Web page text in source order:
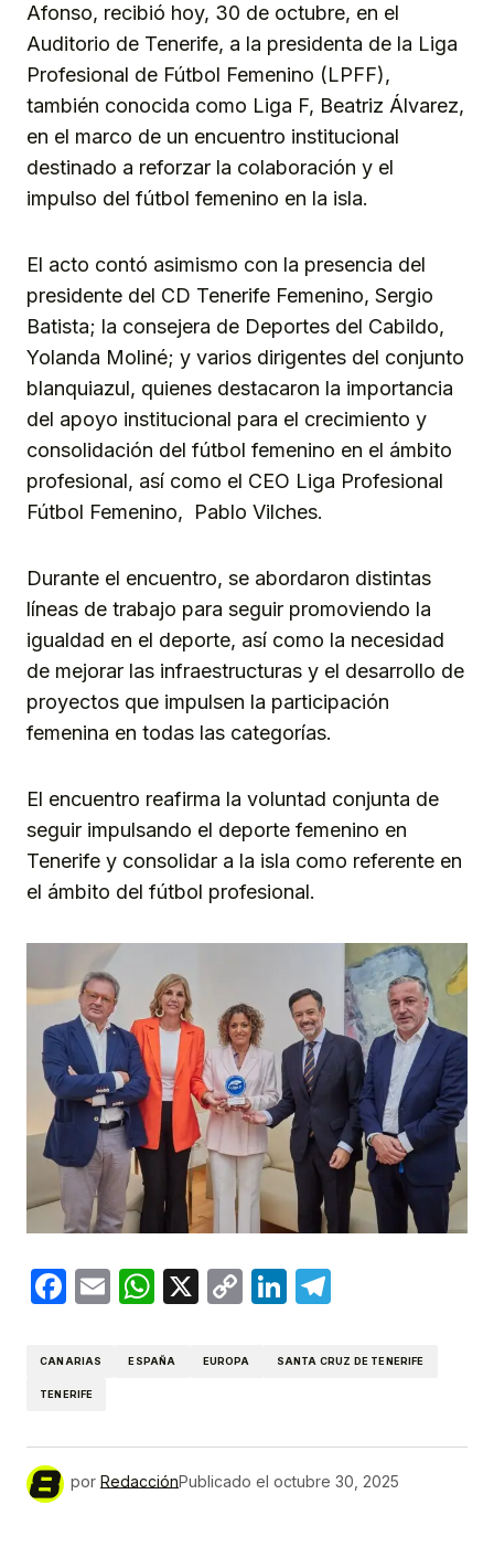
Afonso, recibió hoy, 30 de octubre, en el
Auditorio de Tenerife, a la presidenta de la Liga
Profesional de Fútbol Femenino (LPFF),
también conocida como Liga F, Beatriz Álvarez,
en el marco de un encuentro institucional
destinado a reforzar la colaboración y el
impulso del fútbol femenino en la isla.
El acto contó asimismo con la presencia del
presidente del CD Tenerife Femenino, Sergio
Batista; la consejera de Deportes del Cabildo,
Yolanda Moliné; y varios dirigentes del conjunto
blanquiazul, quienes destacaron la importancia
del apoyo institucional para el crecimiento y
consolidación del fútbol femenino en el ámbito
profesional, así como el CEO Liga Profesional
Fútbol Femenino, Pablo Vilches.
Durante el encuentro, se abordaron distintas
líneas de trabajo para seguir promoviendo la
igualdad en el deporte, así como la necesidad
de mejorar las infraestructuras y el desarrollo de
proyectos que impulsen la participación
femenina en todas las categorías.
El encuentro reafirma la voluntad conjunta de
seguir impulsando el deporte femenino en
Tenerife y consolidar a la isla como referente en
el ámbito del fútbol profesional.
Facebook
EmailWhatsApp
X
CopyLinkedIn
CANARIAS ESPAÑA EUROPA SANTA CRUZ DE TENERIFE
TENERIFE
por RedacciónPublicado el octubre 30, 2025